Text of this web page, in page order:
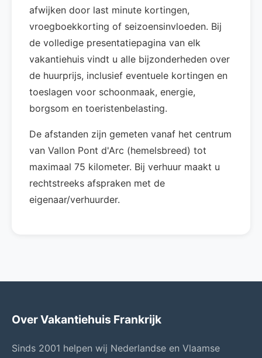
afwijken door last minute kortingen,
vroegboekkorting of seizoensinvloeden. Bij
de volledige presentatiepagina van elk
vakantiehuis vindt u alle bijzonderheden over
de huurprijs, inclusief eventuele kortingen en
toeslagen voor schoonmaak, energie,
borgsom en toeristenbelasting.
De afstanden zijn gemeten vanaf het centrum
van Vallon Pont d'Arc (hemelsbreed) tot
maximaal 75 kilometer. Bij verhuur maakt u
rechtstreeks afspraken met de
eigenaar/verhuurder.
Over Vakantiehuis Frankrijk
Sinds 2001 helpen wij Nederlandse en Vlaamse